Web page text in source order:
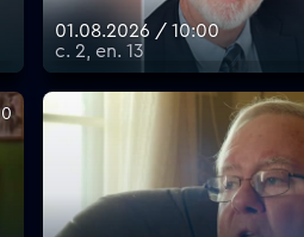
01.08.2026 / 10:00
с. 2, еп. 13